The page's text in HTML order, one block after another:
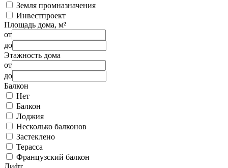
Земля промназначения
Инвестпроект
Площадь дома, м²
от
до
Этажность дома
от
до
Балкон
Нет
Балкон
Лоджия
Несколько балконов
Застеклено
Терасса
Французский балкон
Лифт